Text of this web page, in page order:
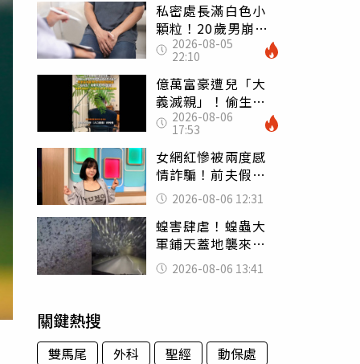
私密處長滿白色小
顆粒！20歲男崩潰
求診 醫曝5大真相
別再誤會
2026-08-05
22:10
億萬富豪遭兒「大
義滅親」！偷生子
怕曝光 竟盜鄰居
身份辦假證落戶
2026-08-06
17:53
女網紅慘被兩度感
情詐騙！前夫假割
頸詐光200萬再遇假
富商「養套殺2000
萬」
2026-08-06 12:31
蝗害肆虐！蝗蟲大
軍鋪天蓋地襲來宛
如末日 網驚：聖
經十災
2026-08-06 13:41
關鍵熱搜
雙馬尾 外科 聖經
動保處